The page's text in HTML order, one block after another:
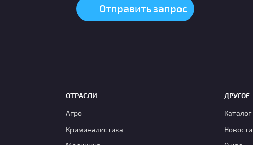
ОТРАСЛИ
Агро
Криминалистика
ДРУГОЕ
Каталог
Новости